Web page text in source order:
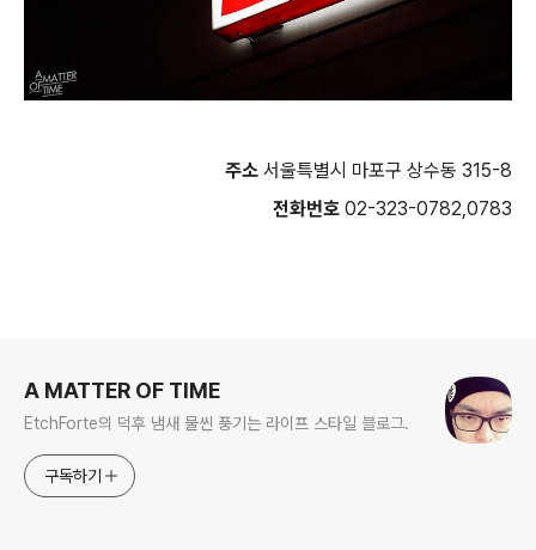
주소 서울특별시 마포구 상수동 315-8
전화번호 02-323-0782,0783
A MATTER OF TIME
EtchForte의 덕후 냄새 물씬 풍기는 라이프 스타일 블로그.
구독하기